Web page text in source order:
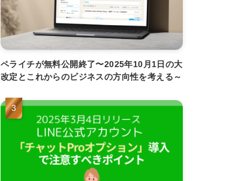
ペライチが無料公開終了〜2025年10月1日の大
改定とこれからのビジネスの方向性を考える～